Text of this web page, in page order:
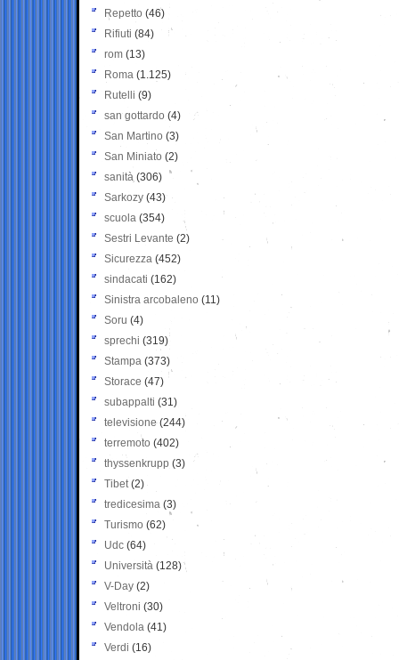
Repetto (46)
Rifiuti (84)
rom (13)
Roma (1.125)
Rutelli (9)
san gottardo (4)
San Martino (3)
San Miniato (2)
sanità (306)
Sarkozy (43)
scuola (354)
Sestri Levante (2)
Sicurezza (452)
sindacati (162)
Sinistra arcobaleno (11)
Soru (4)
sprechi (319)
Stampa (373)
Storace (47)
subappalti (31)
televisione(244)
terremoto (402)
thyssenkrupp (3)
Tibet(2)
tredicesima (3)
Turismo (62)
Udc (64)
Università (128)
V-Day (2)
Veltroni (30)
Vendola (41)
Verdi (16)